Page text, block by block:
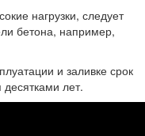
нагрузки, следует
бетона, например,
и заливке срок
десятками лет.